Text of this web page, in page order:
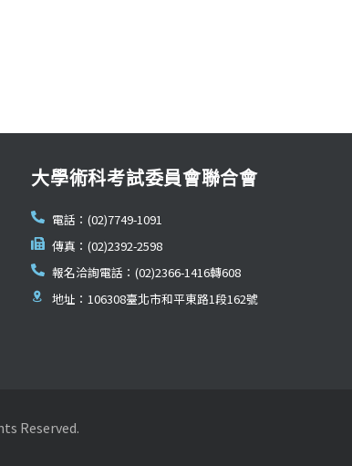
大學術科考試委員會聯合會
電話：(02)7749-1091
傳真：(02)2392-2598
報名洽詢電話：(02)2366-1416轉608
地址：106308臺北市和平東路1段162號
Reserved.